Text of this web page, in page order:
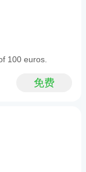
100 euros.
免费